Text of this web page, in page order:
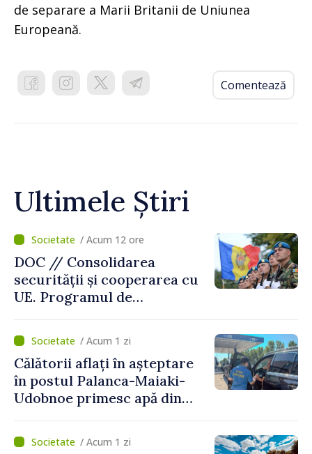
de separare a Marii Britanii de Uniunea
Europeană.
Comentează
Ultimele Știri
/ Acum 12 ore
DOC // Consolidarea
securității și cooperarea cu
UE. Programul de
Naționale de Apărare pentru
perioada 2024–2034,
publicat în Monitorul Oficial
/ Acum 1 zi
Călătorii aflați în așteptare
în postul Palanca-Maiaki-
Udobnoe primesc apă din
și a polițiștilor de frontieră
/ Acum 1 zi